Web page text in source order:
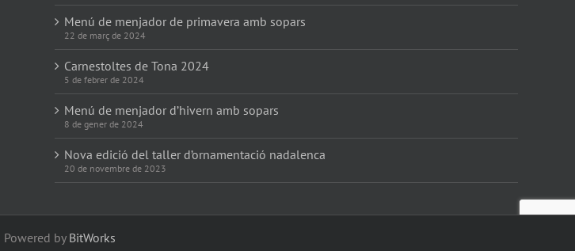
Menú de menjador de primavera amb sopars
22 de març de 2024
Carnestoltes de Tona 2024
5 de febrer de 2024
Menú de menjador d’hivern amb sopars
8 de gener de 2024
Nova edició del taller d’ornamentació nadalenca
20 de novembre de 2023
Powered byBitWorks